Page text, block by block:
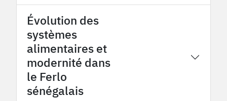
Évolution des
systèmes
alimentaires et
modernité dans
le Ferlo
sénégalais